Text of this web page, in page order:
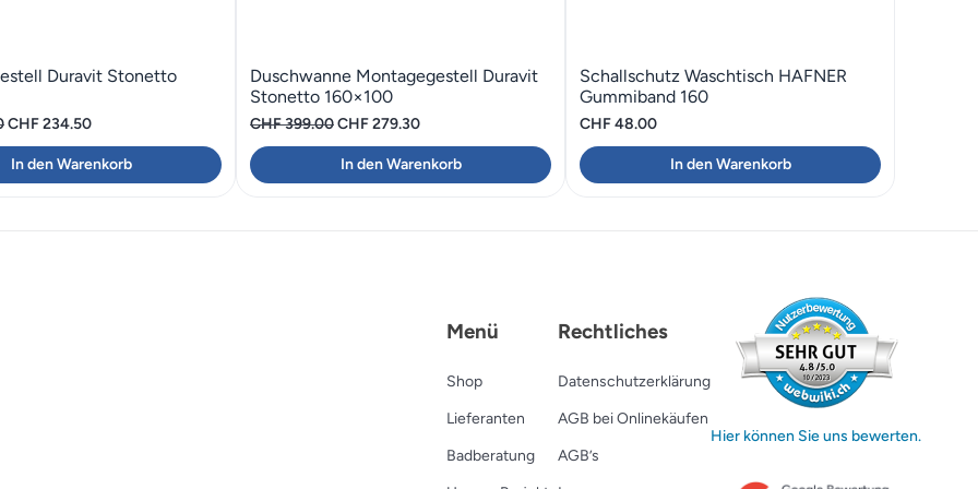
Duravit Stonetto
Ursprünglicher
Preis
war:
CHF234.50Aktueller
Preis
ist:
In den Warenkorb
Duschwanne Montagegestell Duravit
Stonetto 160×100
CHF399.00Ursprünglicher
Preis
war:
CHF279.30Aktueller
Preis
ist:
In den Warenkorb
Schallschutz Waschtisch HAFNER
Gummiband 160
CHF48.00
In den Warenkorb
Menü
Shop
Lieferanten
Badberatung
Rechtliches
Datenschutzerklärung
AGB bei Onlinekäufen
AGB’s
Hier können Sie uns bewerten.